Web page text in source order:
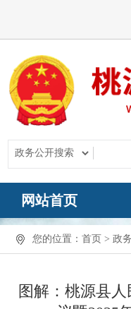
网站首页
您的位置： 首页 > 政
图解：桃源县